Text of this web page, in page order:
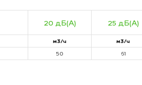
20 дБ(А) 25 дБ(А)
м3/ч
м3/ч
50 61